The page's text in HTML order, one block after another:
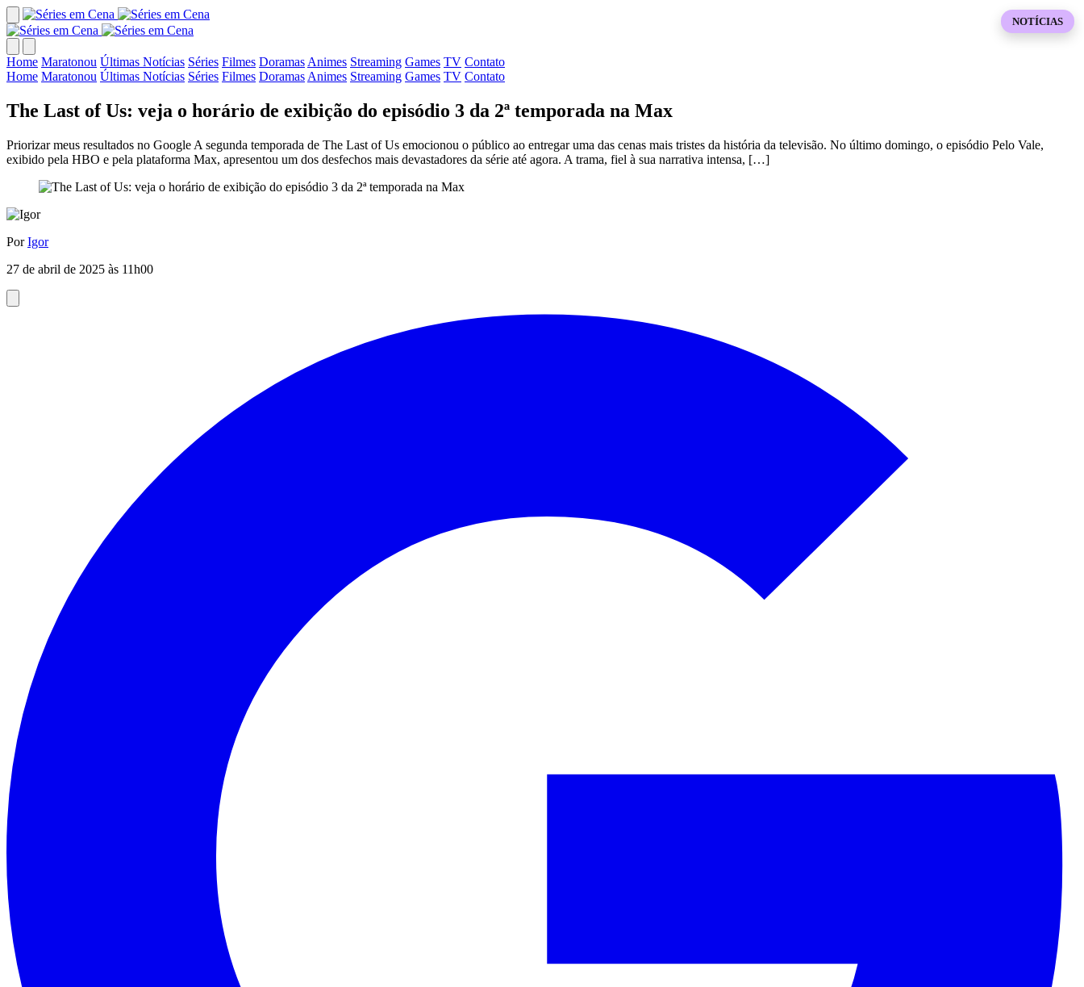
Home Maratonou Últimas Notícias Séries Filmes Doramas Animes Streaming Games TV Contato
Home Maratonou Últimas Notícias Séries Filmes Doramas Animes Streaming Games TV Contato
The Last of Us: veja o horário de exibição do episódio 3 da 2ª temporada na Max
Priorizar meus resultados no Google A segunda temporada de The Last of Us emocionou o público ao entregar uma das cenas mais tristes da história da televisão. No último domingo, o episódio Pelo Vale,
exibido pela HBO e pela plataforma Max, apresentou um dos desfechos mais devastadores da série até agora. A trama, fiel à sua narrativa intensa, […]
NOTÍCIAS
PorIgor
27 de abril de 2025 às 11h00